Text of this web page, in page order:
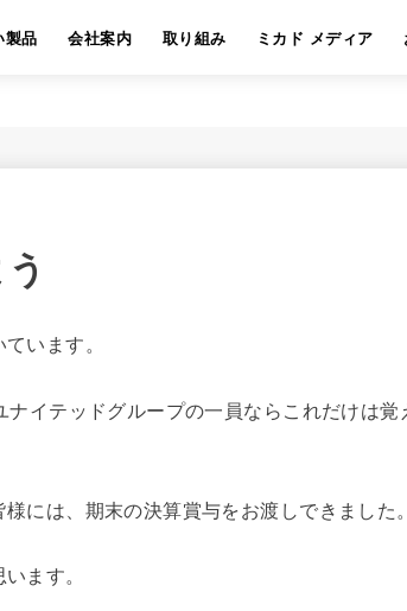
製品 会社案内 取り組み ミカド メディア
います。
イテッドグループの一員ならこれだけは覚
には、期末の決算賞与をお渡しできました。
います。